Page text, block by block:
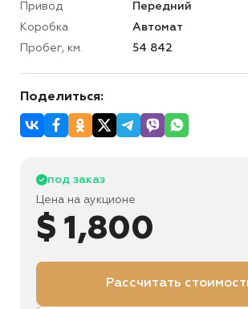
Привод
Передний
Коробка
Автомат
Пробег, км.
54 842
Поделиться:
под заказ
Цена на аукционе
$ 1,800
Рассчитать